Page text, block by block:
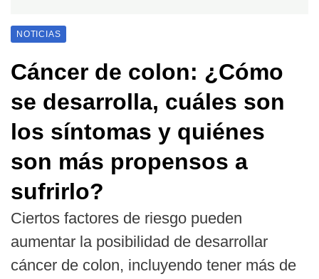
NOTICIAS
Cáncer de colon: ¿Cómo
se desarrolla, cuáles son
los síntomas y quiénes
son más propensos a
sufrirlo?
Ciertos factores de riesgo pueden
aumentar la posibilidad de desarrollar
cáncer de colon, incluyendo tener más de